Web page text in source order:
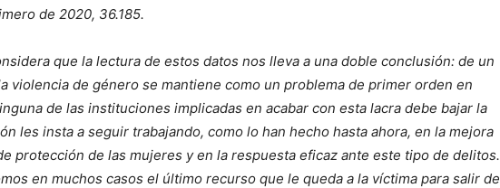
de 2020, 36.185.
que la lectura de estos datos nos lleva a una doble conclusión: de un
violencia de género se mantiene como un problema de primer orden en
de las instituciones implicadas en acabar con esta lacra debe bajar la
les insta a seguir trabajando, como lo han hecho hasta ahora, en la mejora
protección de las mujeres y en la respuesta eficaz ante este tipo de delitos.
en muchos casos el último recurso que le queda a la víctima para salir de